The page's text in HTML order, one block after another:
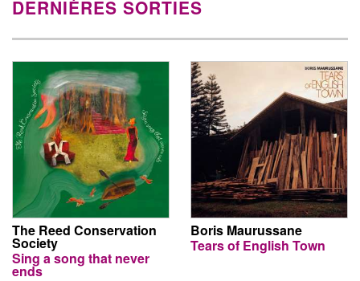
DERNIÈRES SORTIES
The Reed Conservation
Society
Sing a song that never
ends
Boris Maurussane
Tears of English Town